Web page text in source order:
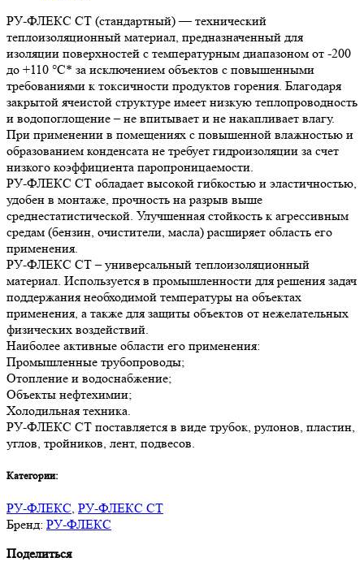
РУ-ФЛЕКС СТ (стандартный) — технический
теплоизоляционный материал, предназначенный для
изоляции поверхностей с температурным диапазоном от -200
до +110 °С* за исключением объектов с повышенными
требованиями к токсичности продуктов горения. Благодаря
закрытой ячеистой структуре имеет низкую теплопроводность
и водопоглощение – не впитывает и не накапливает влагу.
При применении в помещениях с повышенной влажностью и
образованием конденсата не требует гидроизоляции за счет
низкого коэффициента паропроницаемости.
РУ-ФЛЕКС СТ обладает высокой гибкостью и эластичностью,
удобен в монтаже, прочность на разрыв выше
среднестатистической. Улучшенная стойкость к агрессивным
средам (бензин, очистители, масла) расширяет область его
применения.
РУ-ФЛЕКС СТ – универсальный теплоизоляционный
материал. Используется в промышленности для решения задач
поддержания необходимой температуры на объектах
применения, а также для защиты объектов от нежелательных
физических воздействий.
Наиболее активные области его применения:
Промышленные трубопроводы;
Отопление и водоснабжение;
Объекты нефтехимии;
Холодильная техника.
РУ-ФЛЕКС СТ поставляется в виде трубок, рулонов, пластин,
углов, тройников, лент, подвесов.
Категории:
РУ-ФЛЕКС, РУ-ФЛЕКС СТ
Бренд: РУ-ФЛЕКС
Поделиться